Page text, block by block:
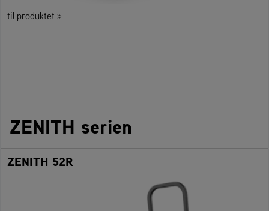
til produktet »
ZENITH serien
ZENITH 52R